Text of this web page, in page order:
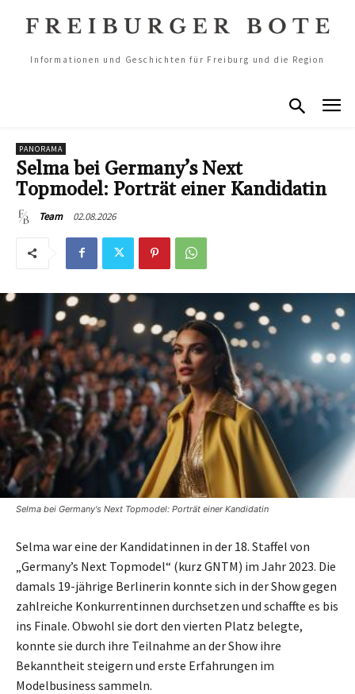
Informationen und Geschichten für Freiburg und die Region
PANORAMA
Selma bei Germany’s Next
Topmodel: Porträt einer Kandidatin
Team 02.08.2026
Selma bei Germany's Next Topmodel: Porträt einer Kandidatin
Selma war eine der Kandidatinnen in der 18. Staffel von
„Germany’s Next Topmodel“ (kurz GNTM) im Jahr 2023. Die
damals 19-jährige Berlinerin konnte sich in der Show gegen
zahlreiche Konkurrentinnen durchsetzen und schaffte es bis
ins Finale. Obwohl sie dort den vierten Platz belegte,
konnte sie durch ihre Teilnahme an der Show ihre
Bekanntheit steigern und erste Erfahrungen im
Modelbusiness sammeln.